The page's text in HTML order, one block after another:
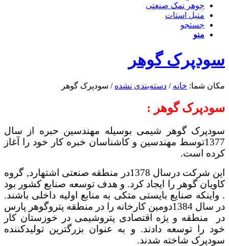
جوهر نمک صنعتی
متیل استات
جستجو
منو
سودپرک گوهر
مکان شما: خانه / دسته‌بندی نشده / سودپرک گوهر
سودپرک گوهر :
سودپرک گوهر شیمی بوسیله مهندسین حبره از سال
1377توسط مهندسین و کاشناسان خبره کار خود را آغاز
کرده است.
این شرکت درسال 1378در منطقه صنعتی اشتهارد‚ گروه
کاویان گوهر را ایجاد کرد. و هدف توسعه صنابع کشور بود
. واینکه صنایع بایستی متکی به منابع اولیه داخلی باشند.
در سال 1384دومین کارخانه را در منطقه پتروگوهر پارس
در منطقه و یژه اقتصادی پتروشیمی در خوزستان کار
خود را توسعه دادند. و به عنوان بزرگترین تولیدکننده
سودپرک شاخته شدند.